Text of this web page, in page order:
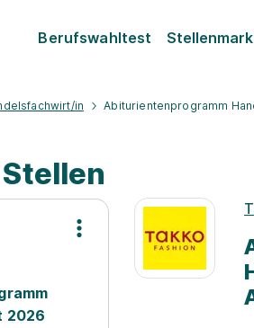
Berufswahltest
in Abiturientenprogramm
2026